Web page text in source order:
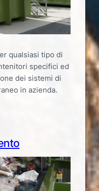
qualsiasi tipo di
specifici ed
dei sistemi di
in azienda.